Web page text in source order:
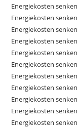
Energiekosten
Energiekosten
Energiekosten
Energiekosten
Energiekosten
Energiekosten
Energiekosten
Energiekosten
Energiekosten
Energiekosten
Energiekosten